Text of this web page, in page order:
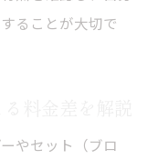
ることが大切で
やセット（ブロ